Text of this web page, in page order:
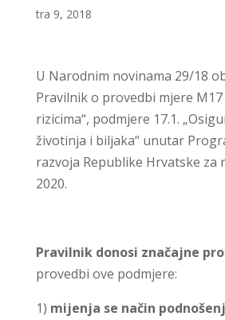
tra 9, 2018
U Narodnim novinama 29/18
Pravilnik o provedbi mjere
rizicima“, podmjere 17.1.
životinja i biljaka“ unutar
razvoja Republike Hrvatske za
2020.
Pravilnik donosi značajne
provedbi ove podmjere:
1) mijenja se način